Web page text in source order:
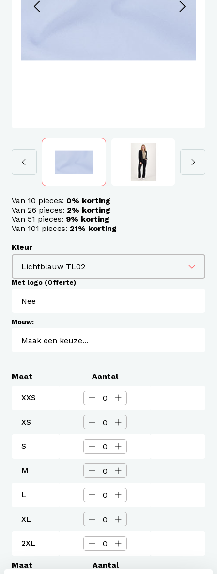
Van 10 pieces: 0% korting
Van 26 pieces: 2% korting
Van 51 pieces: 9% korting
Van 101 pieces: 21% korting
Kleur
Met logo (Offerte)
Mouw:
Maat Aantal
XXS
XS
S
M
L
XL
2XL
Maat Aantal